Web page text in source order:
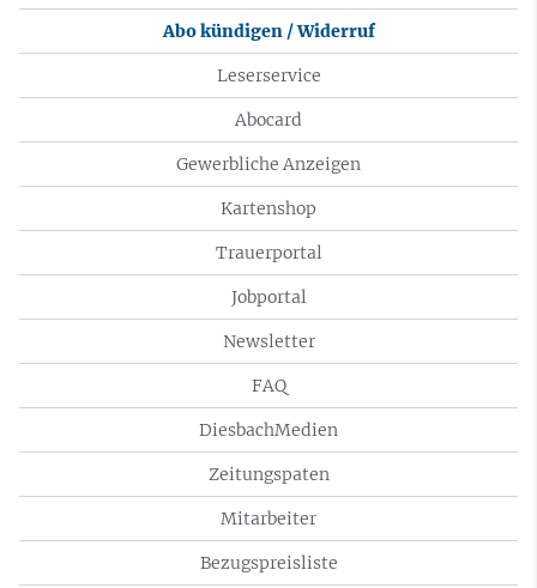
Abo kündigen / Widerruf
Leserservice
Abocard
Gewerbliche Anzeigen
Kartenshop
Trauerportal
Jobportal
Newsletter
FAQ
DiesbachMedien
Zeitungspaten
Mitarbeiter
Bezugspreisliste